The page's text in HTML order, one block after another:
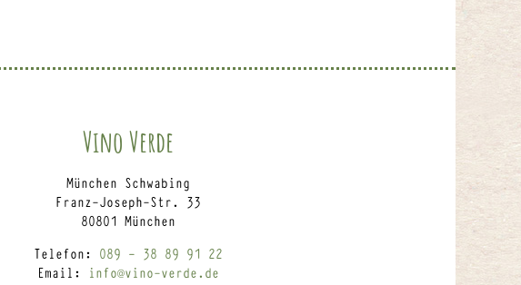
Vino Verde
München Schwabing
Franz-Joseph-Str. 33
80801 München
Telefon: 089 – 38 89 91 22
Email: info@vino-verde.de